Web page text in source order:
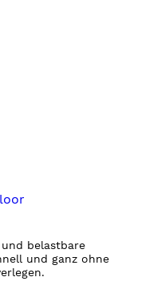
belastbare
und ganz ohne